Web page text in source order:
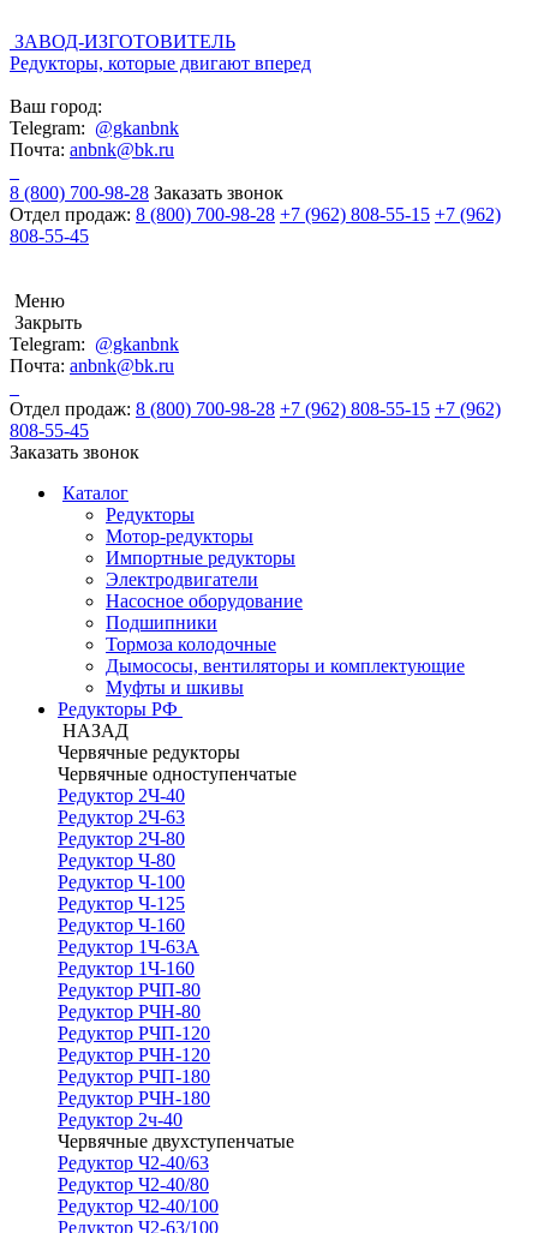
ЗАВОД-ИЗГОТОВИТЕЛЬ
Редукторы, которые двигают вперед
Ваш город:
Telegram: @gkanbnk
Почта: anbnk@bk.ru
8 (800) 700-98-28 Заказать звонок
Отдел продаж: 8 (800) 700-98-28 +7 (962) 808-55-15 +7 (962)
808-55-45
Меню
Закрыть
Telegram: @gkanbnk
Почта: anbnk@bk.ru
Отдел продаж: 8 (800) 700-98-28 +7 (962) 808-55-15 +7 (962)
808-55-45
Заказать звонок
Каталог
Редукторы
Мотор-редукторы
Импортные редукторы
Электродвигатели
Насосное оборудование
Подшипники
Тормоза колодочные
Дымососы, вентиляторы и комплектующие
Муфты и шкивы
Редукторы РФ
НАЗАД
Червячные редукторы
Червячные одноступенчатые
Редуктор 2Ч-40
Редуктор 2Ч-63
Редуктор 2Ч-80
Редуктор Ч-80
Редуктор Ч-100
Редуктор Ч-125
Редуктор Ч-160
Редуктор 1Ч-63А
Редуктор 1Ч-160
Редуктор РЧП-80
Редуктор РЧН-80
Редуктор РЧП-120
Редуктор РЧН-120
Редуктор РЧП-180
Редуктор РЧН-180
Редуктор 2ч-40
Червячные двухступенчатые
Редуктор Ч2-40/63
Редуктор Ч2-40/80
Редуктор Ч2-40/100
Редуктор Ч2-63/100